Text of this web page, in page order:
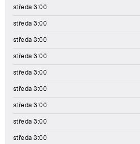
středa 3:00
středa 3:00
středa 3:00
středa 3:00
středa 3:00
středa 3:00
středa 3:00
středa 3:00
středa 3:00